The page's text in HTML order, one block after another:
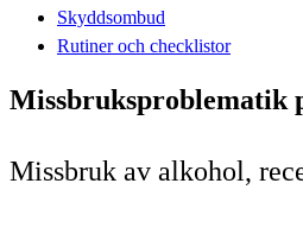
Skyddsombud
Rutiner och checklistor
Missbruksproblematik
Missbruk av alkohol,